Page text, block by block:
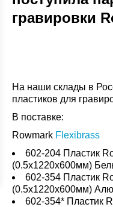
гравировки
На наши склады в
пластиков для
В поставке:
Rowmark Flexibrass
602-204 Пластик
(0.5x1220x600мм)
602-354 Пластик
(0.5x1220x600мм)
602-354* Пластик